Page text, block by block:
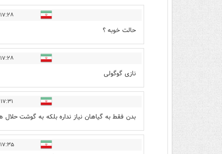
۱۷:۲۸ - ۱۳۹۶/۱۲/۲۲
حالت خوبه ؟
۱۷:۲۸ - ۱۳۹۶/۱۲/۲۲
نازی گوگولی
۱۷:۳۱ - ۱۳۹۶/۱۲/۲۲
بدن فقط به گیاهان نیاز نداره بلکه به گوشت حلال
۱۷:۳۵ - ۱۳۹۶/۱۲/۲۲